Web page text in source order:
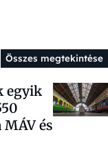
Összes megtekintése
egyik
és